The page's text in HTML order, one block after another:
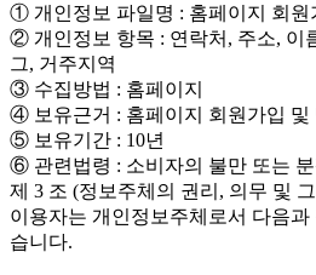
① 개인정보 파일명 : 홈페이지 회원
② 개인정보 항목 : 연락처, 주소, 이
그, 거주지역
③ 수집방법 : 홈페이지
④ 보유근거 : 홈페이지 회원가입 및
⑤ 보유기간 : 10년
⑥ 관련법령 : 소비자의 불만 또는
제 3 조 (정보주체의 권리, 의무 및
이용자는 개인정보주체로서 다음
습니다.